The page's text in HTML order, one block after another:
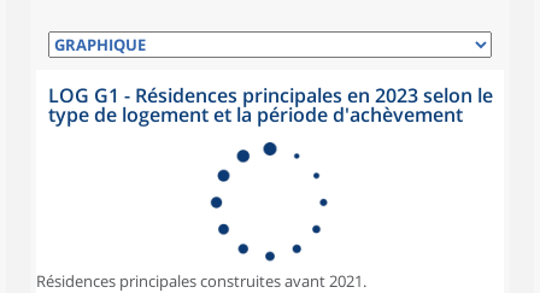
LOG G1 - Résidences principales en 2023 selon le
type de logement et la période d'achèvement
Résidences principales construites avant 2021.